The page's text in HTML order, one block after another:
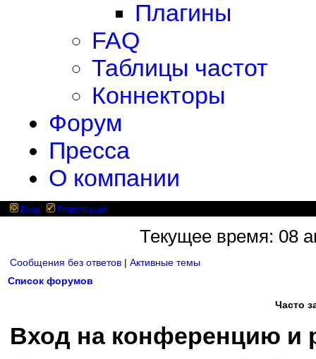
Плагины
FAQ
Таблицы частот
Коннекторы
Форум
Пресса
О компании
Вход Регистрация
Текущее время: 08
Сообщения без ответов | Активные темы
Список форумов
Часто
Вход на конференцию и